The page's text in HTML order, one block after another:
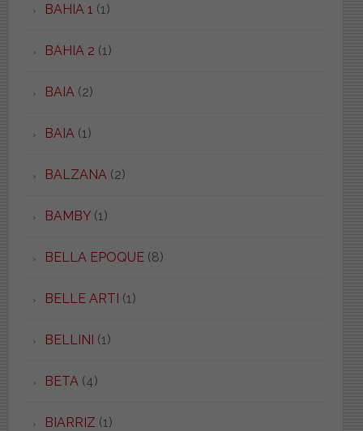
BAHIA 1 (1)
BAHIA 2 (1)
BAIA (2)
BAIA (1)
BALZANA (2)
BAMBY(1)
BELLA EPOQUE(8)
BELLE ARTI (1)
BELLINI (1)
BETA (4)
BIARRIZ (1)